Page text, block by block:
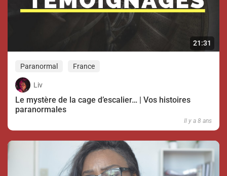
21:31
Paranormal France
Liv
Le mystère de la cage d’escalier… | Vos histoires
paranormales
Il y a 8 ans